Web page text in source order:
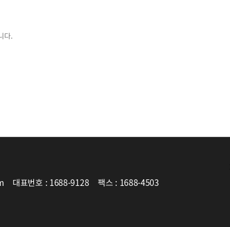
다.
대표번호 : 1688-9128
팩스 : 1688-4503